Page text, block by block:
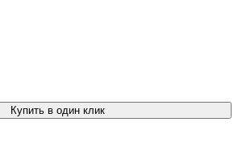
Купить в один клик